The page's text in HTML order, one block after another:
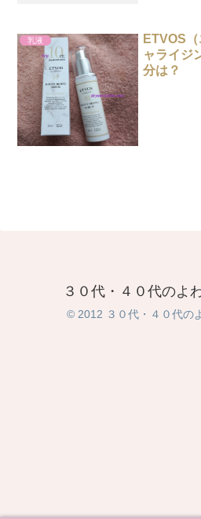
乳液
ETVOS
ャライ
分は？
３０代・４０代のよ
© 2012 ３０代・４０代の